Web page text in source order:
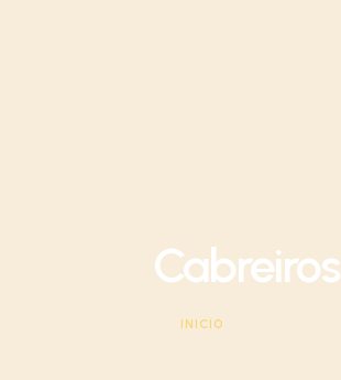
Cabreiros
INICIO